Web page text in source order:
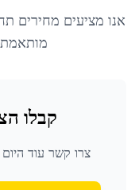
אנו מציעים מחירים
קבלו
צרו קשר עוד